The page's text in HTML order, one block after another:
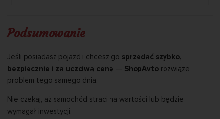
Podsumowanie
Jeśli posiadasz pojazd i chcesz go sprzedać szybko,
bezpiecznie i za uczciwą cenę — ShopAvto rozwiąże
problem tego samego dnia.
Nie czekaj, aż samochód straci na wartości lub będzie
wymagał inwestycji.